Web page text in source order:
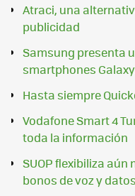
Atraci, una
publicidad
Samsung presenta
smartphones
Hasta siempre
Vodafone Smart 4
toda la información
SUOP flexibiliza
bonos de voz y datos